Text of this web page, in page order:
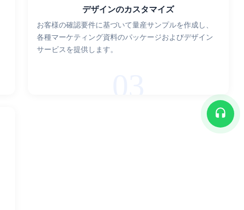
デザインのカスタマイズ
お客様の確認要件に基づいて量産サンプルを作成し、
各種マーケティング資料のパッケージおよびデザイン
サービスを提供します。